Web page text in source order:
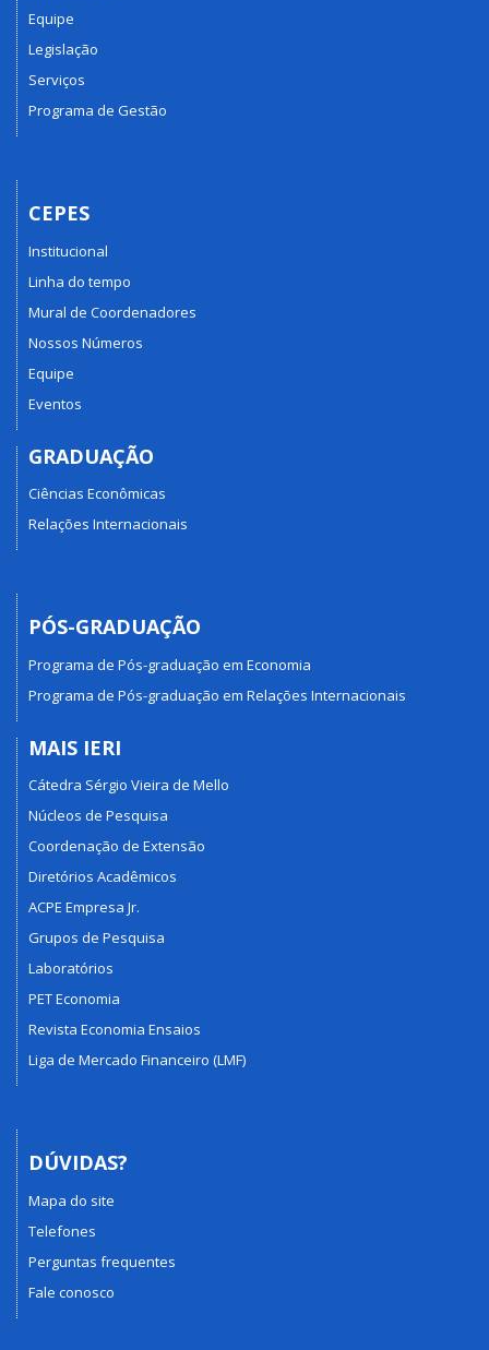
Equipe
Legislação
Serviços
Programa de Gestão
CEPES
Institucional
Linha do tempo
Mural de Coordenadores
Nossos Números
Equipe
Eventos
GRADUAÇÃO
Ciências Econômicas
Relações Internacionais
PÓS-GRADUAÇÃO
Programa de Pós-graduação em Economia
Programa de Pós-graduação em Relações Internacionais
MAIS IERI
Cátedra Sérgio Vieira de Mello
Núcleos de Pesquisa
Coordenação de Extensão
Diretórios Acadêmicos
ACPE Empresa Jr.
Grupos de Pesquisa
Laboratórios
PET Economia
Revista Economia Ensaios
Liga de Mercado Financeiro (LMF)
DÚVIDAS?
Mapa do site
Telefones
Perguntas frequentes
Fale conosco